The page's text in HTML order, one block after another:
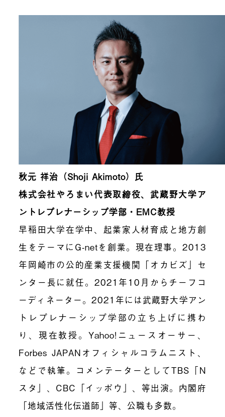
秋元 祥治（Shoji Akimoto）氏
株式会社やろまい代表取締役、武蔵野大学ア
ントレプレナーシップ学部・EMC教授
早稲田大学在学中、起業家人材育成と地方創
生をテーマにG-netを創業。現在理事。2013
年岡崎市の公的産業支援機関「オカビズ」セ
ンター長に就任。2021年10月からチーフコ
ーディネーター。2021年には武蔵野大学アン
トレプレナーシップ学部の立ち上げに携わ
り、現在教授。Yahoo!ニュースオーサー、
Forbes JAPANオフィシャルコラムニスト、
などで執筆。コメンテーターとしてTBS「N
スタ」、CBC「イッポウ」、等出演。内閣府
「地域活性化伝道師」等、公職も多数。